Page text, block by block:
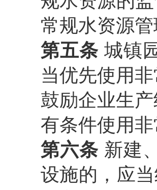
常规水资源
第五条 城镇
当优先使用
鼓励企业生
有条件使用
第六条 新建
设施的，应当